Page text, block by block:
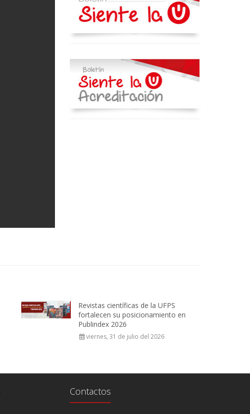
Revistas científicas de la UFPS
fortalecen su posicionamiento en
Publindex 2026
viernes, 31 de julio del 2026
Contactos